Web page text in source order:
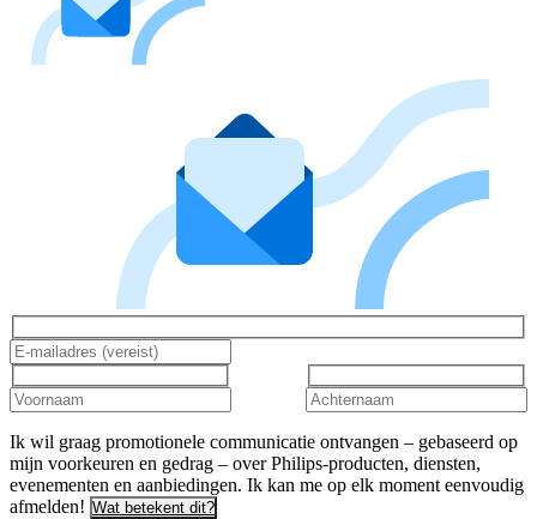
Ik wil graag promotionele communicatie ontvangen – gebaseerd op
mijn voorkeuren en gedrag – over Philips-producten, diensten,
evenementen en aanbiedingen. Ik kan me op elk moment eenvoudig
afmelden! Wat betekent dit?